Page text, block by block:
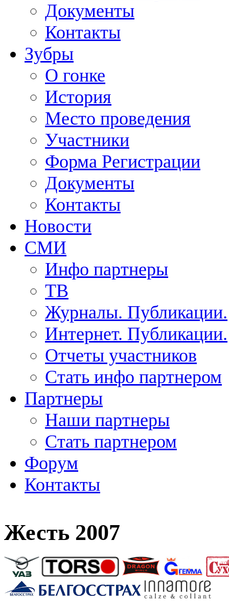
Документы
Контакты
Зубры
О гонке
История
Место проведения
Участники
Форма Регистрации
Документы
Контакты
Новости
СМИ
Инфо партнеры
ТВ
Журналы. Публикации.
Интернет. Публикации.
Отчеты участников
Стать инфо партнером
Партнеры
Наши партнеры
Стать партнером
Форум
Контакты
Жесть 2007